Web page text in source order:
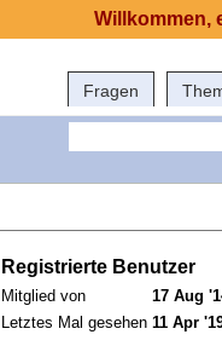
Fragen
Registrierte Benutzer
Mitglied von
17 Aug
Letztes Mal gesehen 11 Apr
Willkommen,